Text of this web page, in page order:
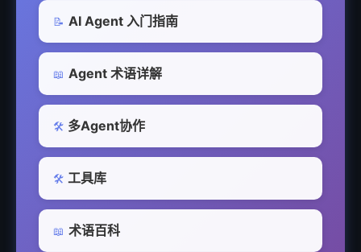
📝 AI Agent 入门指南
📖 Agent 术语详解
🛠️ 多Agent协作
🛠️ 工具库
📖 术语百科